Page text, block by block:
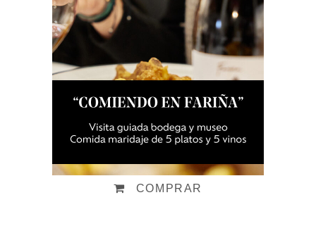
Visita "Comiendo en
Fariña"
Desde:48,00€IVA incluido
COMPRAR